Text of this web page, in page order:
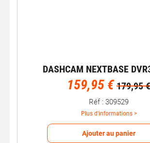
DASHCAM NEXTBASE
159,95 € 179,95 €
Réf : 309529
Plus d'informations >
Ajouter au panier